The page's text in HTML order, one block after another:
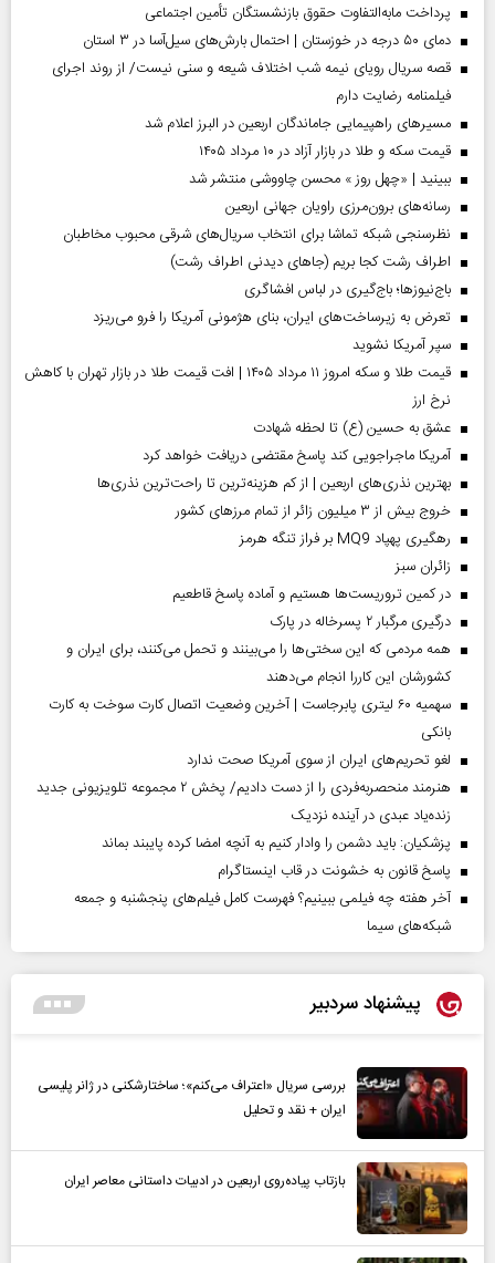
پرداخت مابه‌التفاوت حقوق بازنشستگان تأمین اجتماعی
دمای ۵۰ درجه در خوزستان | احتمال بارش‌های سیل‌آسا در ۳ استان
قصه سریال رویای نیمه شب اختلاف شیعه و سنی نیست/ از روند اجرای
فیلمنامه رضایت دارم
مسیر‌های راهپیمایی جاماندگان اربعین در البرز اعلام شد
قیمت سکه و طلا در بازار آزاد در ۱۰ مرداد ۱۴۰۵
ببینید | «چهل روز » محسن چاووشی منتشر شد
رسانه‌های برون‌مرزی راویان جهانی اربعین
نظرسنجی شبکه تماشا برای انتخاب سریال‌های شرقی محبوب مخاطبان
اطراف رشت کجا بریم (جاهای دیدنی اطراف رشت)
باج‌نیوزها؛ باج‌گیری در لباس افشاگری
تعرض به زیرساخت‌های ایران، بنای هژمونی آمریکا را فرو می‌ریزد
سپر آمریکا نشوید
قیمت طلا و سکه امروز ۱۱ مرداد ۱۴۰۵ | افت قیمت طلا در بازار تهران با کاهش
نرخ ارز
عشق به حسین (ع) تا لحظه شهادت
آمریکا ماجراجویی کند پاسخ مقتضی دریافت خواهد کرد
بهترین نذری‌های اربعین | از کم هزینه‌ترین تا راحت‌ترین نذری‌ها
خروج بیش از ۳ میلیون زائر از تمام مرز‌های کشور
رهگیری پهپاد MQ9 بر فراز تنگه هرمز
‌زائران سبز
در کمین تروریست‌ها هستیم و آماده پاسخ قاطعیم
درگیری مرگبار ۲ پسرخاله در پارک
همه مردمی که این سختی‌ها را می‌بینند و تحمل می‌کنند، برای ایران و
کشورشان این کاررا انجام می‌دهند
سهمیه ۶۰ لیتری پابرجاست | آخرین وضعیت اتصال کارت سوخت به کارت
بانکی
لغو تحریم‌های ایران از سوی آمریکا صحت ندارد
هنرمند منحصر‌به‌فردی را از دست دادیم/ پخش ۲ مجموعه تلویزیونی جدید
زنده‌یاد عبدی در آینده نزدیک
پزشکیان: باید دشمن را وادار کنیم به آنچه امضا کرده پایبند بماند
پاسخ قانون به خشونت در قاب اینستاگرام
آخر هفته چه فیلمی ببینیم؟ فهرست کامل فیلم‌های پنجشنبه و جمعه
شبکه‌های سیما
پیشنهاد سردبیر
بررسی سریال «اعتراف می‌کنم»؛ ساختارشکنی در ژانر پلیسی
ایران + نقد و تحلیل
بازتاب پیاده‌روی اربعین در ادبیات داستانی معاصر ایران